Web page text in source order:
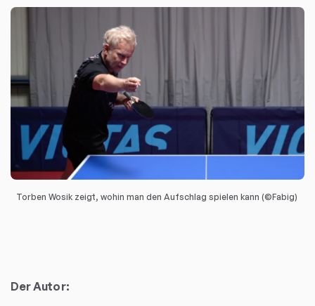
Torben Wosik zeigt, wohin man den Aufschlag spielen kann (©Fabig)
Der Autor: